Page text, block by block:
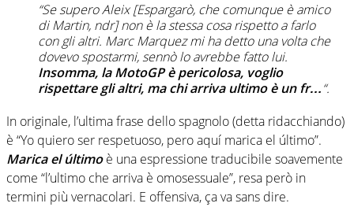
“Se supero Aleix[Espargarò, che comunque è amico
di Martin, ndr]non è la stessa cosa rispetto a farlo
con gli altri. Marc Marquez mi ha detto una volta che
dovevo spostarmi, sennò lo avrebbe fatto lui.
Insomma, la MotoGP è pericolosa, voglio
rispettare gli altri, ma chi arriva ultimo è un fr…“.
In originale, l’ultima frase dello spagnolo (detta ridacchiando)
è “Yo quiero ser respetuoso, pero aquí marica el último”.
Marica el último è una espressione traducibile soavemente
come “l’ultimo che arriva è omosessuale”, resa però in
termini più vernacolari. E offensiva, ça va sans dire.